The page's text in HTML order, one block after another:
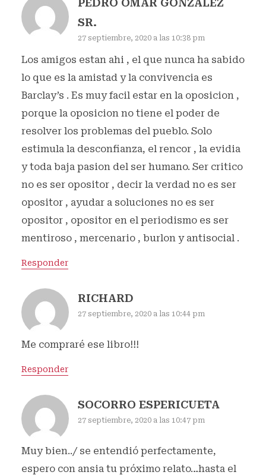
PEDRO OMAR GONZALEZ
SR.
27 septiembre, 2020 a las 10:38 pm
Los amigos estan ahi , el que nunca ha sabido
lo que es la amistad y la convivencia es
Barclay’s . Es muy facil estar en la oposicion ,
porque la oposicion no tiene el poder de
resolver los problemas del pueblo. Solo
estimula la desconfianza, el rencor , la evidia
y toda baja pasion del ser humano. Ser critico
no es ser opositor , decir la verdad no es ser
opositor , ayudar a soluciones no es ser
opositor , opositor en el periodismo es ser
mentiroso , mercenario , burlon y antisocial .
Responder
RICHARD
27 septiembre, 2020 a las 10:44 pm
Me compraré ese libro!!!
Responder
SOCORRO ESPERICUETA
27 septiembre, 2020 a las 10:47 pm
Muy bien../ se entendió perfectamente,
espero con ansia tu próximo relato…hasta el